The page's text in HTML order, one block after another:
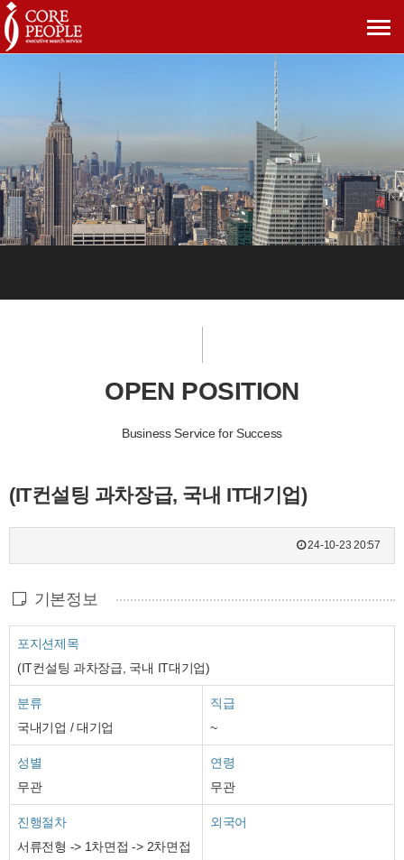
메
OPEN POSITION
Business Service for Success
(IT컨설팅 과차장급, 국내 IT대기업)
24-10-23 20:57
기본정보
포지션제목
(IT컨설팅 과차장급, 국내 IT대기업)
분류
국내기업 / 대기업
직급
~
성별
무관
연령
무관
진행절차
서류전형 -> 1차면접 -> 2차면접
외국어